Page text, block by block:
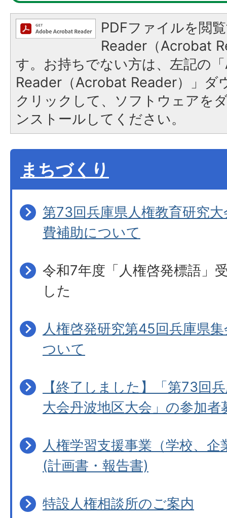
PDFファイルを閲
Reader（Acrobat
す。お持ちでない方は、左記の
Reader（Acrobat Reader）」ダ
クリックして、ソフトウェアを
ンストールしてください。
まちづくり
第73回兵庫県人権教育研究
費補助について
令和7年度「人権啓発標語」
した
人権啓発研究第45回兵庫県
ついて
【終了しました】「第73回
大会丹波地区大会」の参加者
人権学習支援事業（学校、
(計画書・報告書)
特設人権相談所のご案内